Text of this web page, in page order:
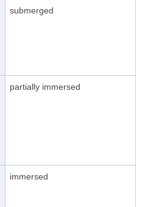
submerged
partially immersed
immersed